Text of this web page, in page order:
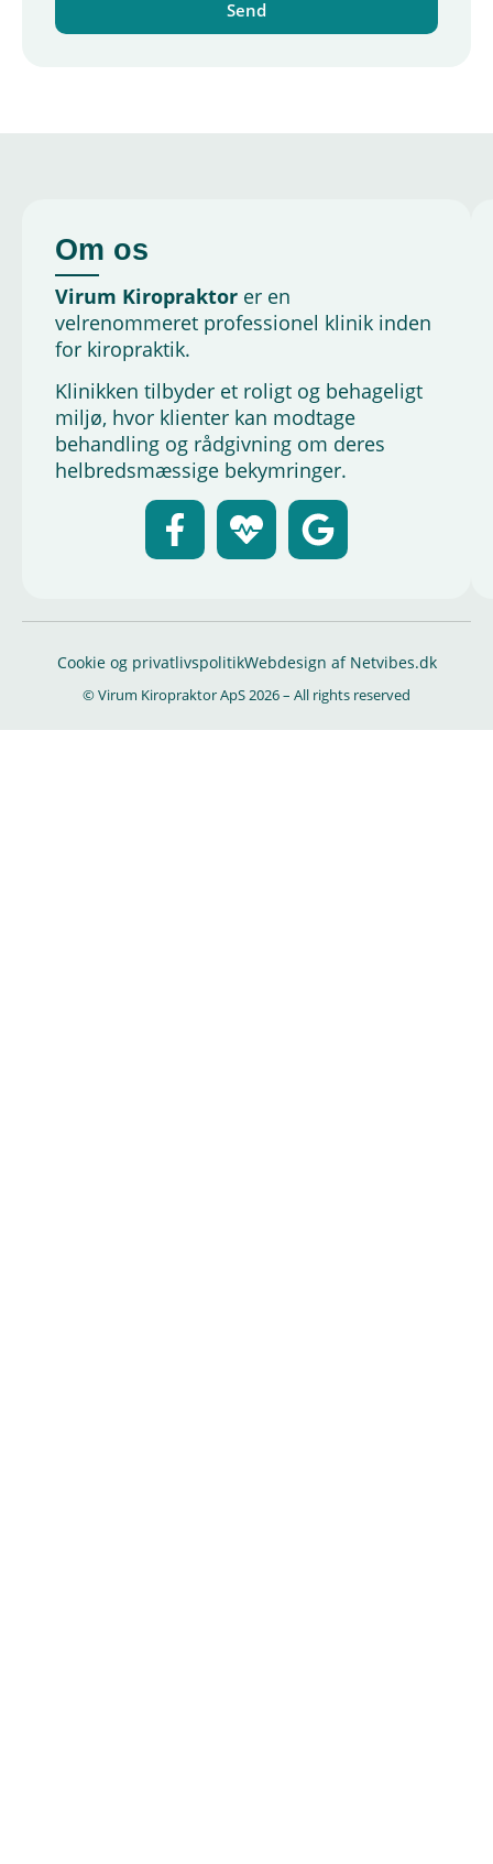
Send
Om os
Virum Kiropraktor er en
velrenommeret professionel klinik inden
for kiropraktik.
Klinikken tilbyder et roligt og behageligt
miljø, hvor klienter kan modtage
behandling og rådgivning om deres
helbredsmæssige bekymringer.
© Virum Kiropraktor ApS 2026 – All rights reserved
Cookie og privatlivspolitikWebdesign af Netvibes.dk